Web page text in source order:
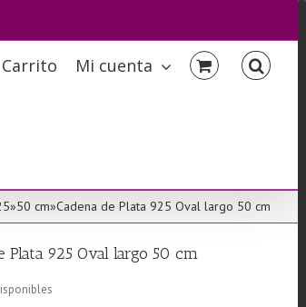
Carrito Mi cuenta
»50 cm»Cadena de Plata 925 Oval largo 50 cm
Plata 925 Oval largo 50 cm